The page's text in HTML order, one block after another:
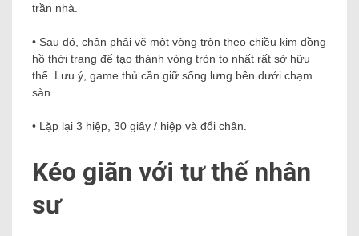
trần nhà.
• Sau đó, chân phải vẽ một vòng tròn theo chiều kim đồng
hồ thời trang để tạo thành vòng tròn to nhất rất sở hữu
thể. Lưu ý, game thủ cần giữ sống lưng bên dưới chạm
sàn.
• Lặp lại 3 hiệp, 30 giây / hiệp và đổi chân.
Kéo giãn với tư thế nhân
sư